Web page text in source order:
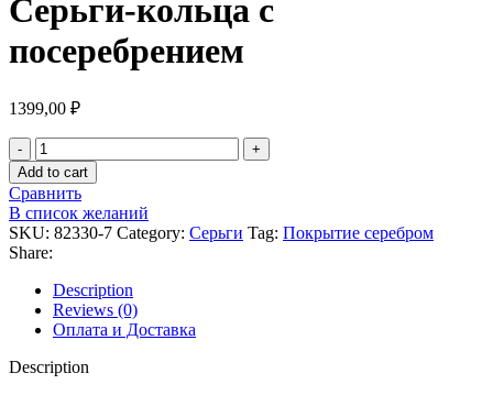
Серьги-кольца c
посеребрением
1399,00 ₽
Серьги-
кольца
c
посеребрением
quantity
Add to cart
Сравнить
В список желаний
SKU: 82330-7 Category: Серьги Tag: Покрытие серебром
Share:
Description
Reviews (0)
Оплата и Доставка
Description